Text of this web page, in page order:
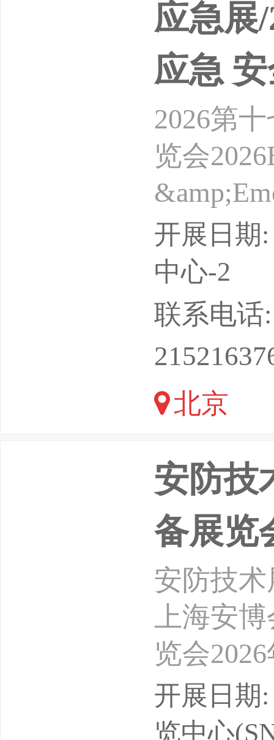
应急展
应急
2026第
览会
单位：
会“简称
全，引领
8日在北
开展日期
中心-2
联系电话
北京
安防技
备展览
安防技
上海安
览会
构支持
上海安
开展日期
览中心